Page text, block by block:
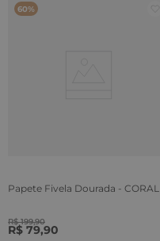
60%
Papete Fivela Dourada - CORAL
R$ 199,90
R$ 79,90